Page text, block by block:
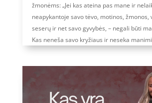
žmonėms: „Jei kas ateina pas mane ir
neapykantoje savo tėvo, motinos, žmonos,
seserų ir net savo gyvybės, – negali būti
Kas neneša savo kryžiaus ir neseka